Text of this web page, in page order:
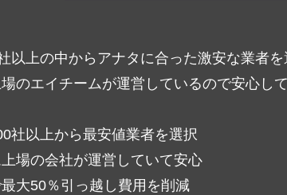
以上の中からアナタに合った激安な業者を
のエイチームが運営しているので安心し
社以上から最安値業者を選択
上場の会社が運営していて安心
最大50％引っ越し費用を削減